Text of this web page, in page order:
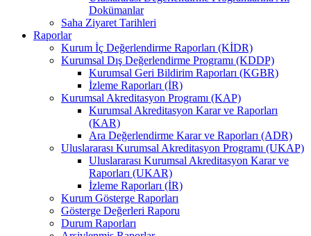
Dokümanlar
Saha Ziyaret Tarihleri
Raporlar
Kurum İç Değerlendirme Raporları (KİDR)
Kurumsal Dış Değerlendirme Programı (KDDP)
Kurumsal Geri Bildirim Raporları (KGBR)
İzleme Raporları (İR)
Kurumsal Akreditasyon Programı (KAP)
Kurumsal Akreditasyon Karar ve Raporları
(KAR)
Ara Değerlendirme Karar ve Raporları (ADR)
Uluslararası Kurumsal Akreditasyon Programı (UKAP)
Uluslararası Kurumsal Akreditasyon Karar ve
Raporları (UKAR)
İzleme Raporları (İR)
Kurum Gösterge Raporları
Gösterge Değerleri Raporu
Durum Raporları